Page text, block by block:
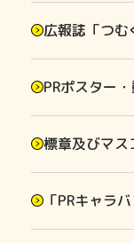
広報誌「つむ
PRポスター
標章及びマス
「PRキャラ